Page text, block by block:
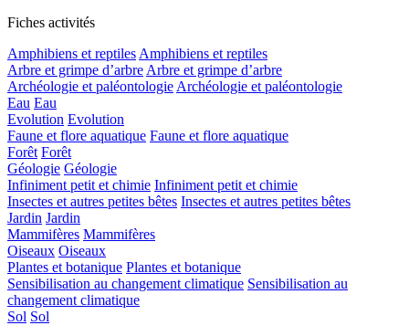
Fiches activités
Amphibiens et reptiles Amphibiens et reptiles
Arbre et grimpe d’arbre Arbre et grimpe d’arbre
Archéologie et paléontologie Archéologie et paléontologie
Eau Eau
Evolution Evolution
Faune et flore aquatique Faune et flore aquatique
Forêt Forêt
Géologie Géologie
Infiniment petit et chimie Infiniment petit et chimie
Insectes et autres petites bêtes Insectes et autres petites bêtes
Jardin Jardin
Mammifères Mammifères
Oiseaux Oiseaux
Plantes et botanique Plantes et botanique
Sensibilisation au changement climatique Sensibilisation au
changement climatique
Sol Sol